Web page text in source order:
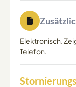
Elektronisch.
Telefon.